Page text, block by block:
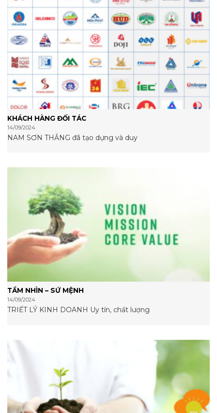
KHÁCH HÀNG ĐỐI TÁC
14/09/2024
NAM SƠN THẮNG đã tạo dựng và duy
TẦM NHÌN – SỨ MỆNH
14/09/2024
TRIẾT LÝ KINH DOANH Uy tín, chất lượng